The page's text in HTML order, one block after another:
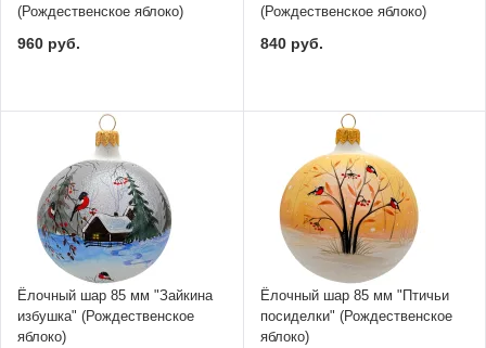
(Рождественское яблоко)
960 руб.
(Рождественское яблоко)
840 руб.
Ёлочный шар 85 мм "Зайкина
избушка" (Рождественское
яблоко)
Ёлочный шар 85 мм "Птичьи
посиделки" (Рождественское
яблоко)